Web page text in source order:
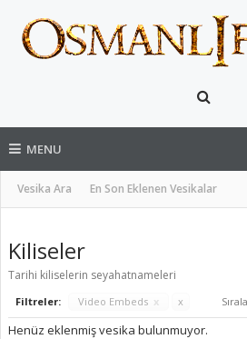
MENU
Vesika Ara En Son Eklenen Vesikalar
Kiliseler
Tarihi kiliselerin seyahatnameleri
Filtreler: Video Embeds x x
Henüz eklenmiş vesika bulunmuyor.